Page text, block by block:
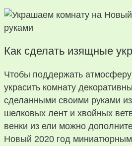
Как сделать изящные
Чтобы поддержать
украсить комнату
сделанными своими руками
шелковых лент и хвойных
венки из ели можно
Новый 2020 год